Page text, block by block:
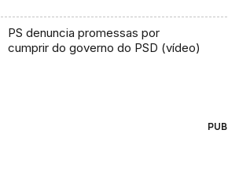
PS denuncia promessas por
cumprir do governo do PSD (vídeo)
PUB